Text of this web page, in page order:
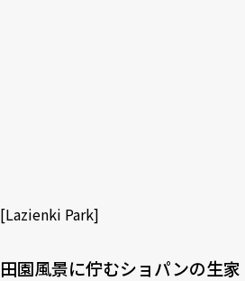
[Lazienki Park]
田園風景に佇むショパンの生家